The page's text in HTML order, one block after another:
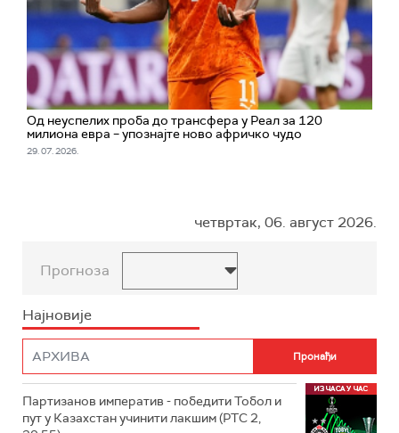
Од неуспелих проба до трансфера у Реал за 120
милиона евра – упознајте ново афричко чудо
29. 07. 2026.
четвртак, 06. август 2026.
Прогноза
Најновије
Партизанов императив - победити Тобол и
пут у Казахстан учинити лакшим (РТС 2,